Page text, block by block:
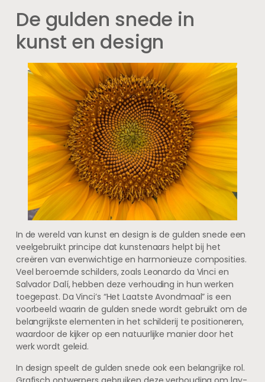
De gulden snede in
kunst en design
In de wereld van kunst en design is de gulden snede een
veelgebruikt principe dat kunstenaars helpt bij het
creëren van evenwichtige en harmonieuze composities.
Veel beroemde schilders, zoals Leonardo da Vinci en
Salvador Dalí, hebben deze verhouding in hun werken
toegepast. Da Vinci’s “Het Laatste Avondmaal” is een
voorbeeld waarin de gulden snede wordt gebruikt om de
belangrijkste elementen in het schilderij te positioneren,
waardoor de kijker op een natuurlijke manier door het
werk wordt geleid.
In design speelt de gulden snede ook een belangrijke rol.